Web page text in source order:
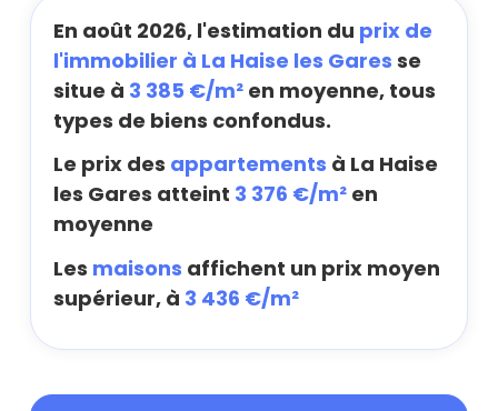
En août 2026, l'estimation du prix de
l'immobilier à La Haise les Gares se
situe à 3 385 €/m² en moyenne, tous
types de biens confondus.
Le prix des appartements à La Haise
les Gares atteint 3 376 €/m² en
moyenne
Les maisons affichent un prix moyen
supérieur, à 3 436 €/m²